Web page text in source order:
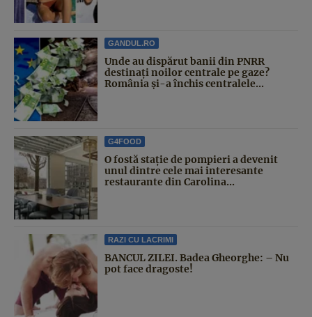
GANDUL.RO
Unde au dispărut banii din PNRR
destinați noilor centrale pe gaze?
România și-a închis centralele...
G4FOOD
O fostă stație de pompieri a devenit
unul dintre cele mai interesante
restaurante din Carolina...
RAZI CU LACRIMI
BANCUL ZILEI. Badea Gheorghe: – Nu
pot face dragoste!